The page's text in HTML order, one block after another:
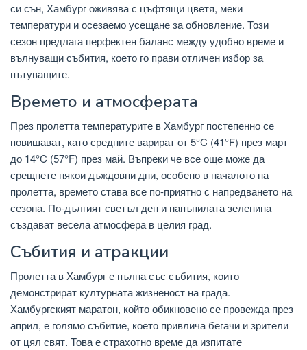
си сън, Хамбург оживява с цъфтящи цветя, меки
температури и осезаемо усещане за обновление. Този
сезон предлага перфектен баланс между удобно време и
вълнуващи събития, което го прави отличен избор за
пътуващите.
Времето и атмосферата
През пролетта температурите в Хамбург постепенно се
повишават, като средните варират от 5°C (41°F) през март
до 14°C (57°F) през май. Въпреки че все още може да
срещнете някои дъждовни дни, особено в началото на
пролетта, времето става все по-приятно с напредването на
сезона. По-дългият светъл ден и напъпилата зеленина
създават весела атмосфера в целия град.
Събития и атракции
Пролетта в Хамбург е пълна със събития, които
демонстрират културната жизненост на града.
Хамбургският маратон, който обикновено се провежда през
април, е голямо събитие, което привлича бегачи и зрители
от цял ​​свят. Това е страхотно време да изпитате